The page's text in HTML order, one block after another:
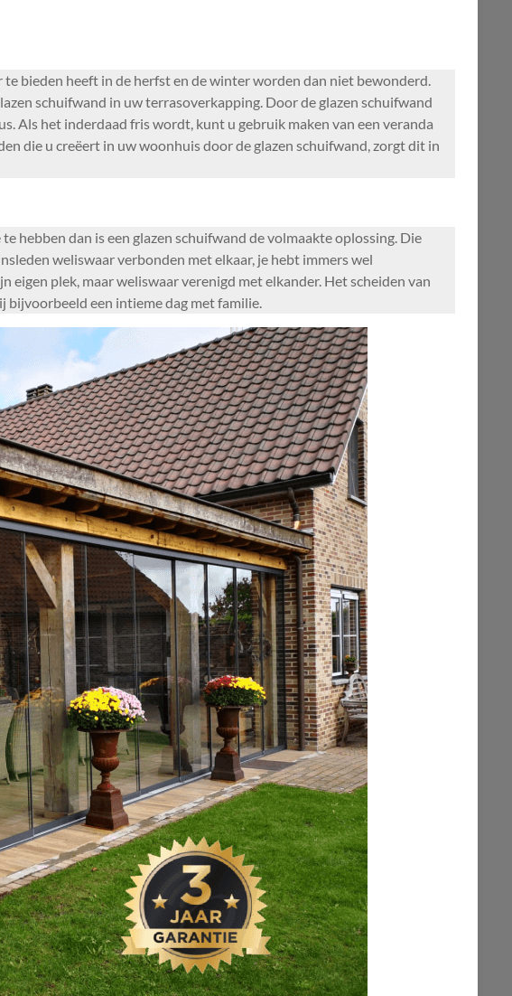
bieden heeft in de herfst en de winter worden dan niet bewonderd.
schuifwand in uw terrasoverkapping. Door de glazen schuifwand
Als het inderdaad fris wordt, kunt u gebruik maken van een veranda
die u creëert in uw woonhuis door de glazen schuifwand, zorgt dit in
hebben dan is een glazen schuifwand de volmaakte oplossing. Die
weliswaar verbonden met elkaar, je hebt immers wel
plek, maar weliswaar verenigd met elkander. Het scheiden van
bijvoorbeeld een intieme dag met familie.